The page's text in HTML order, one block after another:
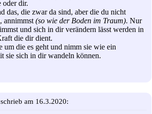
oder dir.
das, die zwar da sind, aber die du nicht
annimmst(so wie der Boden im Traum). Nur
und sich in dir verändern lässt werden in
die dir dient.
um die es geht und nimm sie wie ein
sie sich in dir wandeln können.
schrieb am 16.3.2020: